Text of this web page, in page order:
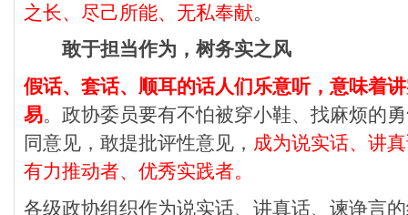
之长、尽己所能、无私奉献。
敢于担当作为，树务实之风
假话、套话、顺耳的话人们乐意听，意味着
易。政协委员要有不怕被穿小鞋、找麻烦的
同意见，敢提批评性意见， 成为说实话、讲
有力推动者、优秀实践者。
各级政协组织作为说实话、讲真话、谏诤言